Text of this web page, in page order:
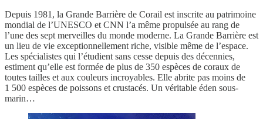
Depuis 1981, la Grande Barrière de Corail est inscrite au patrimoine
mondial de l’UNESCO et CNN l’a même propulsée au rang de
l’une des sept merveilles du monde moderne. La Grande Barrière est
un lieu de vie exceptionnellement riche, visible même de l’espace.
Les spécialistes qui l’étudient sans cesse depuis des décennies,
estiment qu’elle est formée de plus de 350 espèces de coraux de
toutes tailles et aux couleurs incroyables. Elle abrite pas moins de
1 500 espèces de poissons et crustacés. Un véritable éden sous-
marin…